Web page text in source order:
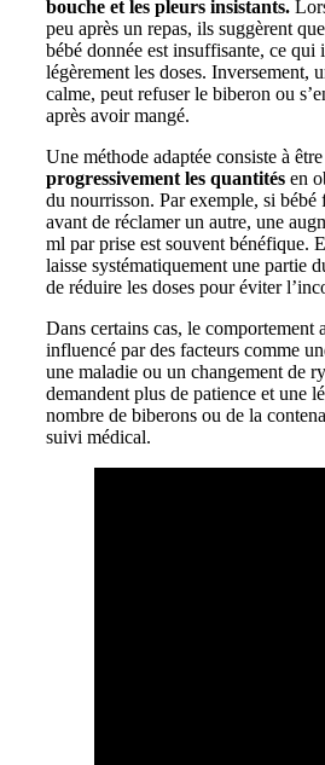
bouche et les pleurs insistants.
peu après un repas, ils suggèrent
bébé donnée est insuffisante, ce qui
légèrement les doses. Inversement,
calme, peut refuser le biberon ou
après avoir mangé.
Une méthode adaptée consiste à
progressivement les quantités en
du nourrisson. Par exemple, si bébé
avant de réclamer un autre, une
ml par prise est souvent bénéfique.
laisse systématiquement une partie
de réduire les doses pour éviter
Dans certains cas, le comportement
influencé par des facteurs comme
une maladie ou un changement de
demandent plus de patience et une
nombre de biberons ou de la
suivi médical.